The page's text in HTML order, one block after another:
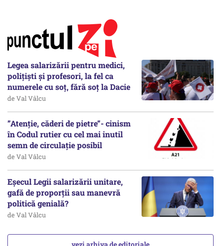
Legea salarizării pentru medici,
polițiști și profesori, la fel ca
numerele cu soț, fără soț la Dacie
de Val Vâlcu
”Atenție, căderi de pietre”- cinism
în Codul rutier cu cel mai inutil
semn de circulație posibil
de Val Vâlcu
Eșecul Legii salarizării unitare,
gafă de proporții sau manevră
politică genială?
de Val Vâlcu